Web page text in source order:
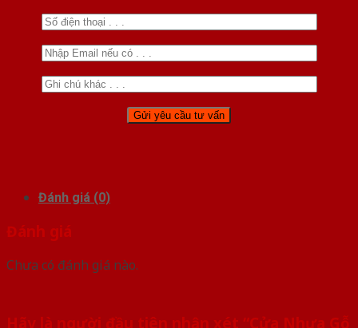
Đánh giá (0)
Đánh giá
Chưa có đánh giá nào.
Hãy là người đầu tiên nhận xét “Cửa Nhựa Gỗ